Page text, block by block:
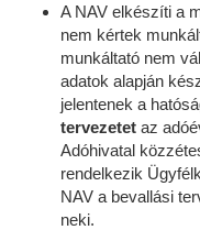
A NAV elkészíti a
nem kértek
munkáltató nem
adatok alapján
jelentenek a
tervezetet az
Adóhivatal
rendelkezik
NAV a bevallási
neki.